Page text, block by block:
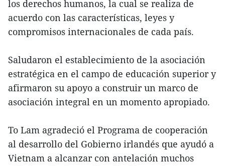
los derechos humanos, la cual se realiza de
acuerdo con las características, leyes y
compromisos internacionales de cada país.
Saludaron el establecimiento de la asociación
estratégica en el campo de educación superior y
afirmaron su apoyo a construir un marco de
asociación integral en un momento apropiado.
To Lam agradeció el Programa de cooperación
al desarrollo del Gobierno irlandés que ayudó a
Vietnam a alcanzar con antelación muchos